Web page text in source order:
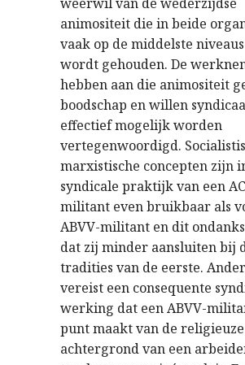
animositeit die in beide
vaak op de middelste
wordt gehouden. De
hebben aan die animositeit
boodschap en willen
effectief mogelijk worden
vertegenwoordigd.
marxistische concepten zijn
syndicale praktijk van een
militant even bruikbaar als
ABVV-militant en dit
dat zij minder aansluiten bij
tradities van de eerste.
vereist een consequente
werking dat een ABVV-
punt maakt van de religieuze
achtergrond van een